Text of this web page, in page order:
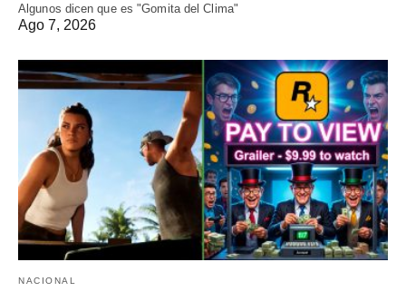
Algunos dicen que es "Gomita del Clima"
Ago 7, 2026
NACIONAL